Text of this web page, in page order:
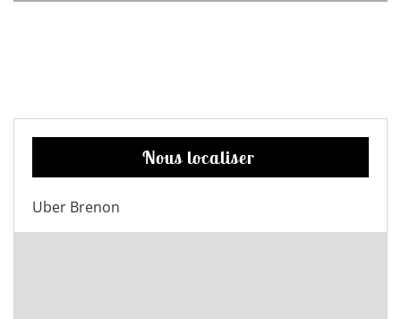
Nous localiser
Uber Brenon